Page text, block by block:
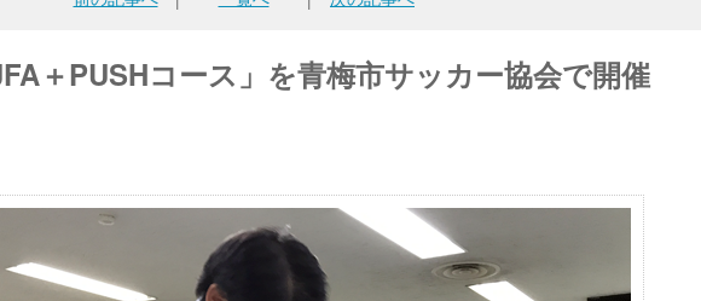
＋PUSHコース」を青梅市サッカー協会で開催